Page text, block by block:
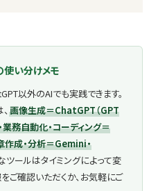
使い分けメモ
以外のAIでも実践できます。
画像生成＝ChatGPT（GPT
業務自動化・コーディング＝
作成・分析＝Gemini・
ツールはタイミングによって変
ご確認いただくか、お気軽にご